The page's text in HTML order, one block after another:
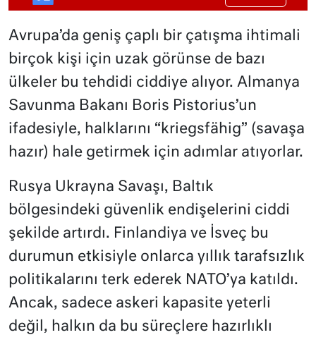
Avrupa’da geniş çaplı bir çatışma ihtimali
birçok kişi için uzak görünse de bazı
ülkeler bu tehdidi ciddiye alıyor. Almanya
Savunma Bakanı Boris Pistorius’un
ifadesiyle, halklarını “kriegsfähig” (savaşa
hazır) hale getirmek için adımlar atıyorlar.
Rusya Ukrayna Savaşı, Baltık
bölgesindeki güvenlik endişelerini ciddi
şekilde artırdı. Finlandiya ve İsveç bu
durumun etkisiyle onlarca yıllık tarafsızlık
politikalarını terk ederek NATO’ya katıldı.
Ancak, sadece askeri kapasite yeterli
değil, halkın da bu süreçlere hazırlıklı